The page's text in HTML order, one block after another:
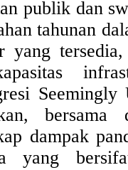
publik dan
tahunan
yang
Seemingly
bersama
dampak
yang